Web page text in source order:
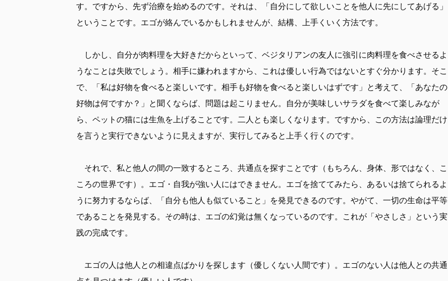
す。ですから、先ず治療を始めるのです。それは、「自分にして欲しいことを他人に先にしてあげる」
ということです。エゴが絡んでいるかもしれませんが、結構、上手くいく方法です。
しかし、自分が肉料理を大好きだからといって、ベジタリアンの友人に強引に肉料理を食べさせるよ
うなことは失敗でしょう。相手に嫌われますから、これは優しい行為ではないとすぐ分かります。そこ
で、「私は好物を食べると楽しいです。相手も好物を食べると楽しいはずです」と考えて、「あなたの
好物は何ですか？」と聞くならば、問題は起こりません。自分が美味しいサラダを食べて楽しみなが
ら、ペットの猫には生魚を上げることです。二人とも楽しくなります。ですから、この方法は論理だけ
を言うと実行できないように見えますが、実行してみると上手く行くのです。
それで、私と他人の間の一致するところ、共通点を探すことです（もちろん、身体、形ではなく、こ
ころの世界です）。エゴ・自我が強い人にはできません。エゴを捨ててみたら、あるいは捨てられるよ
うに努力するならば、「自分も他人も似ていること」を発見できるのです。やがて、一切の生命は平等
であることを発見する。その時は、エゴの幻覚は無くなっているのです。これが「やさしさ」という実
践の完成です。
エゴの人は他人との相違点ばかりを探します（優しくない人間です）。エゴのない人は他人との共通